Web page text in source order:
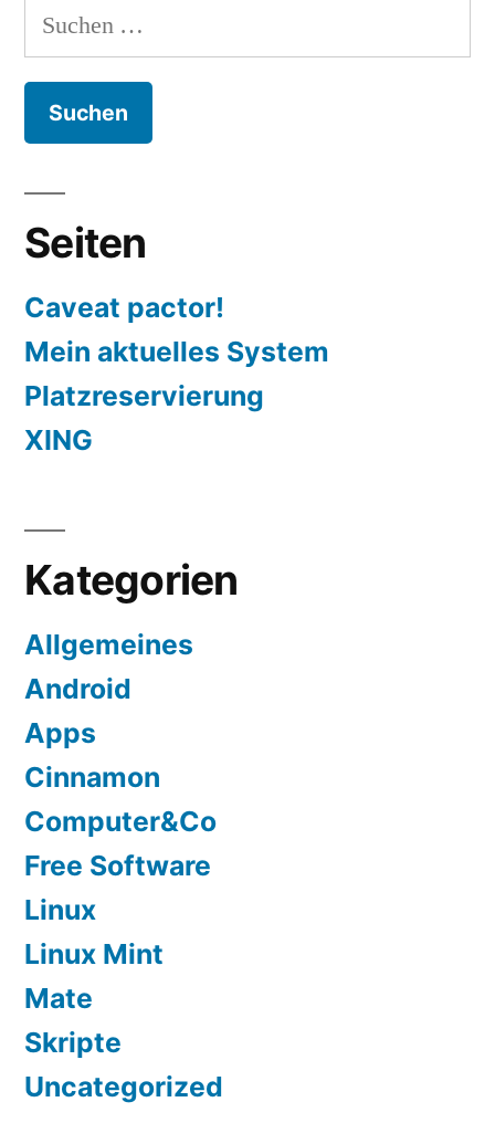
von
Suchen
nach:
Seiten
Caveat pactor!
Mein aktuelles System
Platzreservierung
XING
Kategorien
Allgemeines
Android
Apps
Cinnamon
Computer&Co
Free Software
Linux
Linux Mint
Mate
Skripte
Uncategorized